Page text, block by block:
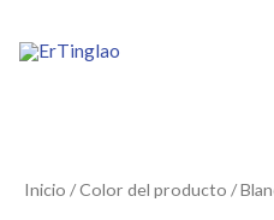
Inicio / Color del producto /